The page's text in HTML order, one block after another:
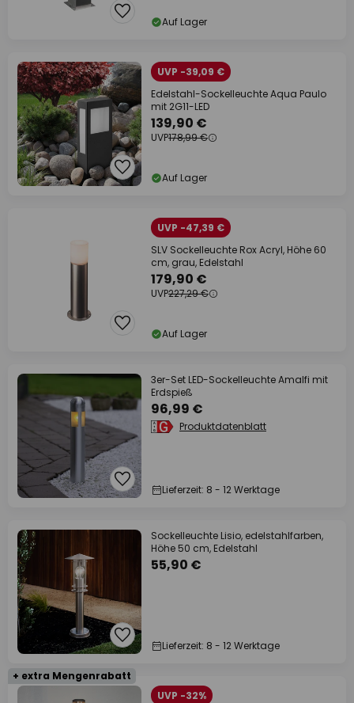
Auf Lager
UVP -39,09 €
Edelstahl-Sockelleuchte Aqua Paulo
mit 2G11-LED
139,90 €
UVP178,99 €
Auf Lager
UVP -47,39 €
SLV Sockelleuchte Rox Acryl, Höhe 60
cm, grau, Edelstahl
179,90 €
UVP227,29 €
Auf Lager
3er-Set LED-Sockelleuchte Amalfi mit
Erdspieß
96,99 €
Produktdatenblatt
Lieferzeit: 8 - 12 Werktage
Sockelleuchte Lisio, edelstahlfarben,
Höhe 50 cm, Edelstahl
55,90 €
Lieferzeit: 8 - 12 Werktage
+ extra Mengenrabatt
UVP -32%